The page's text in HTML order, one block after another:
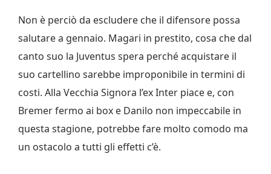
Non è perciò da escludere che il difensore possa
salutare a gennaio. Magari in prestito, cosa che dal
canto suo la Juventus spera perché acquistare il
suo cartellino sarebbe improponibile in termini di
costi. Alla Vecchia Signora l’ex Inter piace e, con
Bremer fermo ai box e Danilo non impeccabile in
questa stagione, potrebbe fare molto comodo ma
un ostacolo a tutti gli effetti c’è.